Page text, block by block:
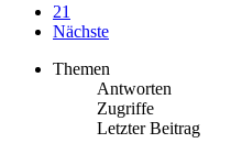
21
Nächste
Themen
Antworten
Zugriffe
Letzter Beitrag